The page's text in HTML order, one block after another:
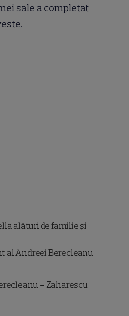
sale a completat
alături de familie și
al Andreei Berecleanu
– Zaharescu